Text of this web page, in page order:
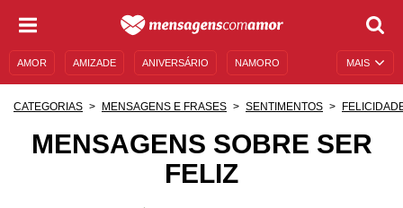
MAIS
AMOR AMIZADE ANIVERSÁRIO NAMORO
MENSAGENS DE ANIVERSÁRIO
CATEGORIAS MENSAGENS E FRASES SENTIMENTOS
MENSAGENS SOBRE SER
FELIZ